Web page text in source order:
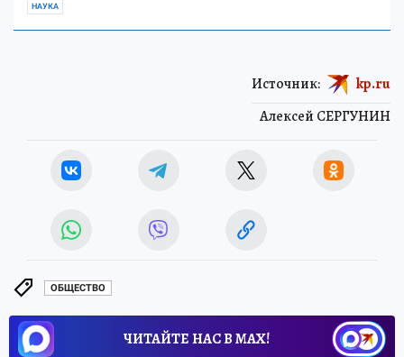
НАУКА
Алексей СЕРГУНИН
Источник: kp.ru
ОБЩЕСТВО
ЧИТАЙТЕ НАС В МАХ!